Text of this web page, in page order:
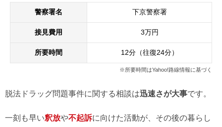
警察署名 下京警察署
接見費用 3万円
所要時間 12分（往復24分）
※所要時間はYahoo!路線情報に基づく
脱法ドラッグ問題事件に関する相談は迅速さが大事です。
一刻も早い釈放や不起訴に向けた活動が、その後の暮らし